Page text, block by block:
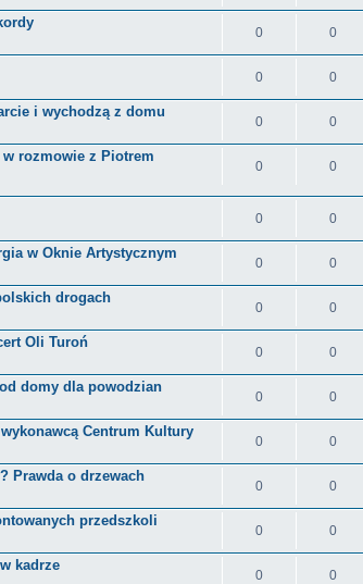
0 0
0 0
i wychodzą z domu
0 0
rozmowie z Piotrem
0 0
0 0
w Oknie Artystycznym
0 0
drogach
0 0
Oli Turoń
0 0
domy dla powodzian
0 0
Centrum Kultury
0 0
Prawda o drzewach
0 0
przedszkoli
0 0
kadrze
0 0